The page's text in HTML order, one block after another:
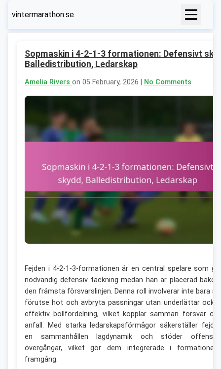
vintermarathon.se
Sopmaskin i 4-2-1-3 formationen: Defensivt
Balledistribution, Ledarskap
Amelia Rivers on 05 February, 2026 | No Comments
Fejden i 4-2-1-3-formationen är en central spelare som
nödvändig defensiv täckning medan han är placerad
den främsta försvarslinjen. Denna roll involverar inte bara
förutse hot och avbryta passningar utan underlättar
effektiv bollfördelning, vilket kopplar samman försvar
anfall. Med starka ledarskapsförmågor säkerställer
en sammanhållen lagdynamik och stöder
övergångar, vilket gör dem integrerade i
framgång.